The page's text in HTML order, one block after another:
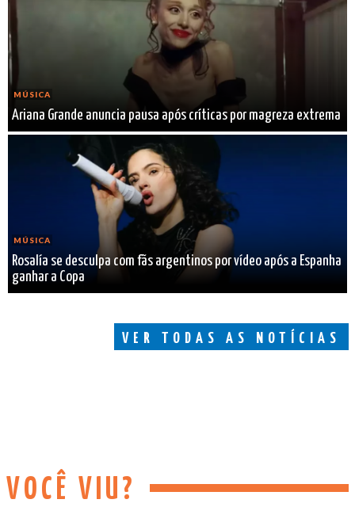
MÚSICA
Ariana Grande anuncia pausa após críticas por magreza extrema
MÚSICA
Rosalía se desculpa com fãs argentinos por vídeo após a Espanha
ganhar a Copa
VER TODAS AS NOTÍCIAS
VOCÊ VIU?